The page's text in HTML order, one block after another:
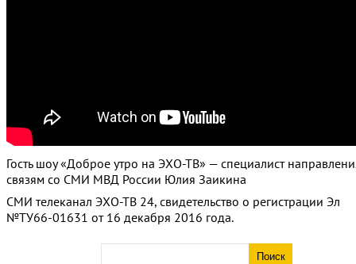
Гость шоу «Доброе утро на ЭХО-ТВ» — специалист
связям со СМИ МВД России Юлия Заикина
СМИ телеканал ЭХО-ТВ 24, свидетельство о регистрации Эл
№ТУ66-01631 от 16 декабря 2016 года.